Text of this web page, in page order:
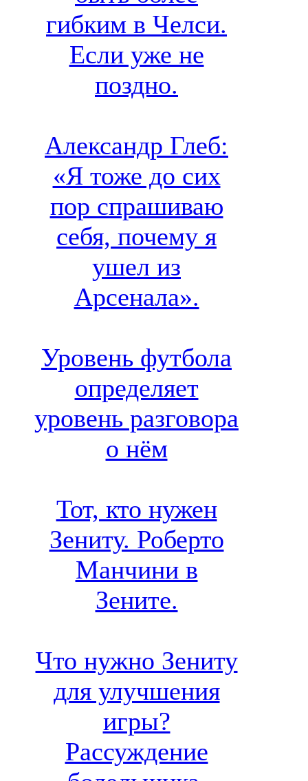
гибким в Челси.
Если уже не
поздно.
Александр Глеб:
«Я тоже до сих
пор спрашиваю
себя, почему я
ушел из
Арсенала».
Уровень футбола
определяет
уровень разговора
о нём
Тот, кто нужен
Зениту. Роберто
Манчини в
Зените.
Что нужно Зениту
для улучшения
игры?
Рассуждение